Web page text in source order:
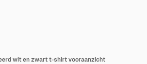
wit en zwart t-shirt vooraanzicht